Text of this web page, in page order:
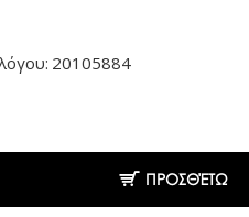
20105884
ΠΡΟΣΘΈΤΩ